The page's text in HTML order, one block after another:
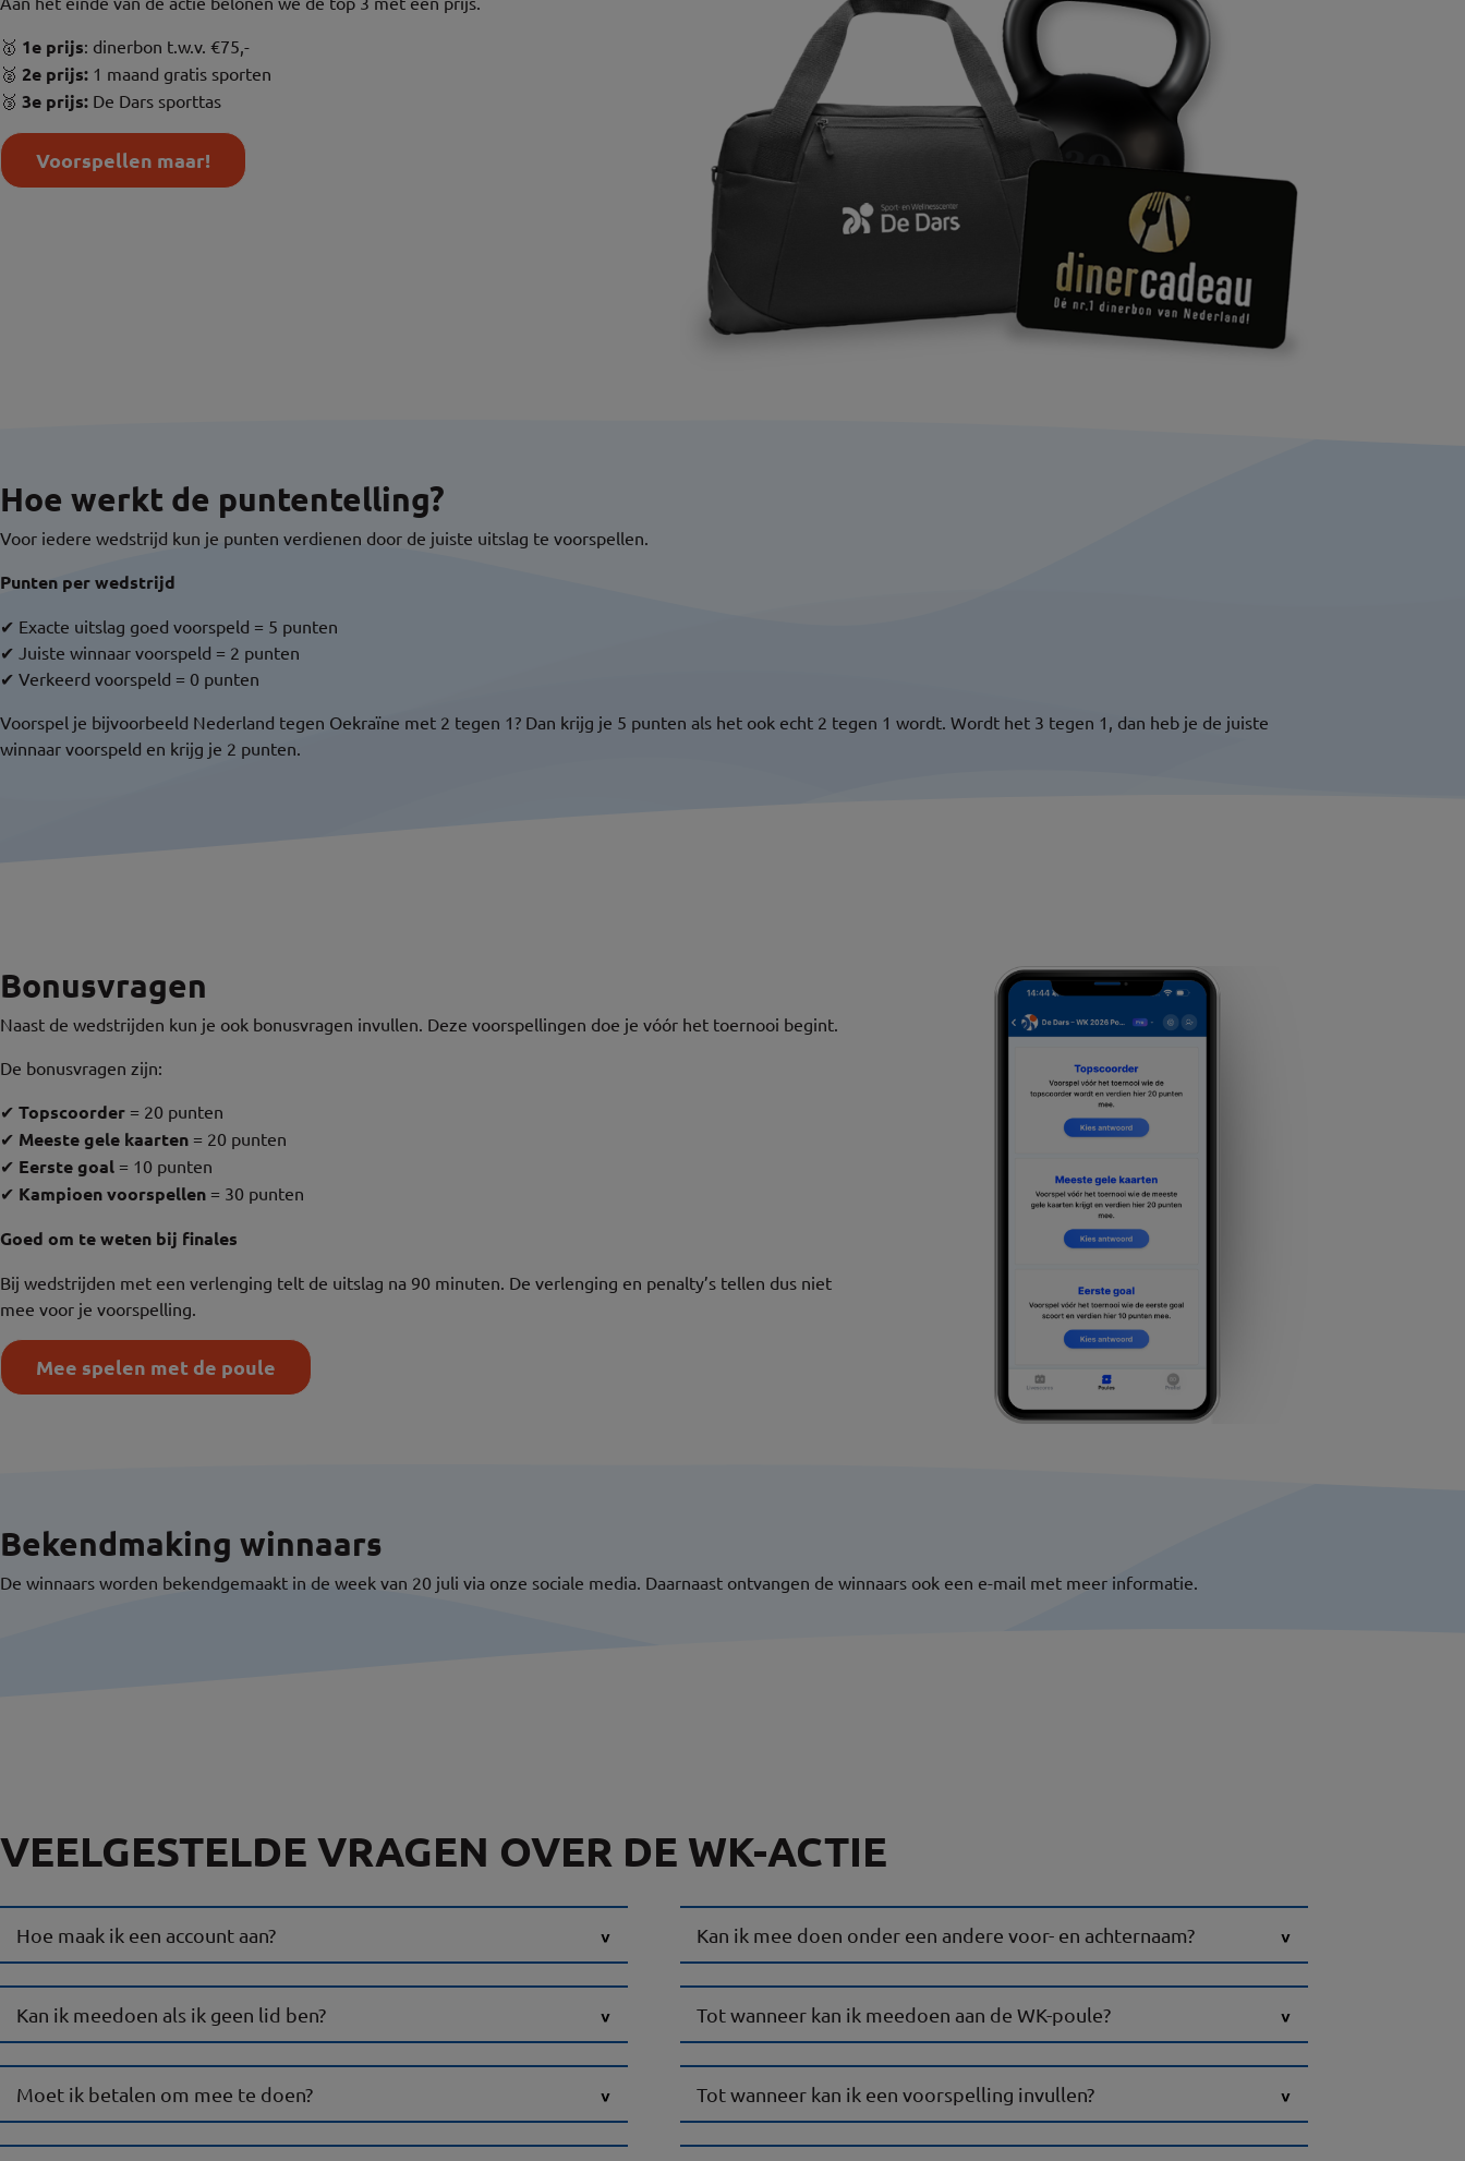
🥇 1e prijs: dinerbon t.w.v. €75,-
🥈 2e prijs: 1 maand gratis sporten
🥉 3e prijs: De Dars sporttas
Voorspellen maar!
Hoe werkt de puntentelling?
Voor iedere wedstrijd kun je punten verdienen door de juiste uitslag te voorspellen.
Punten per wedstrijd
✔ Exacte uitslag goed voorspeld = 5 punten
✔ Juiste winnaar voorspeld = 2 punten
✔ Verkeerd voorspeld = 0 punten
Voorspel je bijvoorbeeld Nederland tegen Oekraïne met 2 tegen 1? Dan krijg je 5 punten als het ook echt 2 tegen 1 wordt. Wordt het 3 tegen 1, dan heb je de juiste
winnaar voorspeld en krijg je 2 punten.
Bonusvragen
Naast de wedstrijden kun je ook bonusvragen invullen. Deze voorspellingen doe je vóór het toernooi begint.
De bonusvragen zijn:
✔ Topscoorder = 20 punten
✔ Meeste gele kaarten = 20 punten
✔ Eerste goal = 10 punten
✔ Kampioen voorspellen = 30 punten
Goed om te weten bij finales
Bij wedstrijden met een verlenging telt de uitslag na 90 minuten. De verlenging en penalty’s tellen dus niet
mee voor je voorspelling.
Mee spelen met de poule
Bekendmaking winnaars
De winnaars worden bekendgemaakt in de week van 20 juli via onze sociale media. Daarnaast ontvangen de winnaars ook een e-mail met meer informatie.
VEELGESTELDE VRAGEN OVER DE WK-ACTIE
Hoe maak ik een account aan? Kan ik mee doen onder een andere voor- en achternaam?
Kan ik meedoen als ik geen lid ben? Tot wanneer kan ik meedoen aan de WK-poule?
Moet ik betalen om mee te doen? Tot wanneer kan ik een voorspelling invullen?